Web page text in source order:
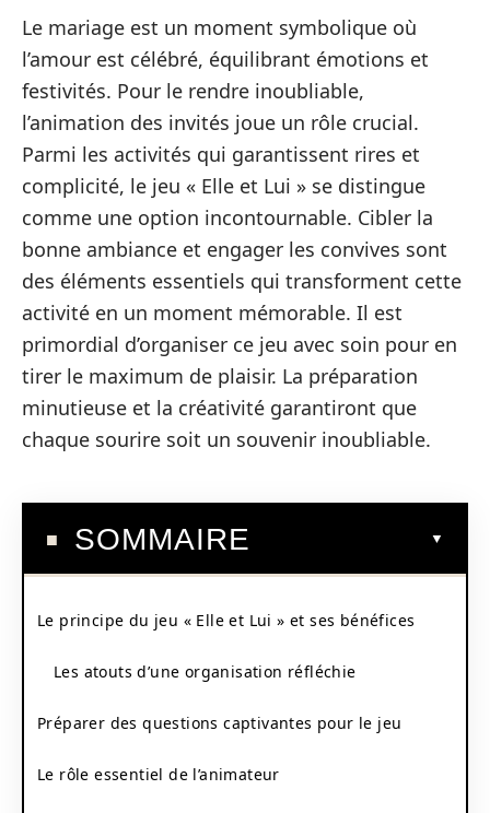
Le mariage est un moment symbolique où
l’amour est célébré, équilibrant émotions et
festivités. Pour le rendre inoubliable,
l’animation des invités joue un rôle crucial.
Parmi les activités qui garantissent rires et
complicité, le jeu « Elle et Lui » se distingue
comme une option incontournable. Cibler la
bonne ambiance et engager les convives sont
des éléments essentiels qui transforment cette
activité en un moment mémorable. Il est
primordial d’organiser ce jeu avec soin pour en
tirer le maximum de plaisir. La préparation
minutieuse et la créativité garantiront que
chaque sourire soit un souvenir inoubliable.
SOMMAIRE
Le principe du jeu « Elle et Lui » et ses bénéfices
Les atouts d’une organisation réfléchie
Préparer des questions captivantes pour le jeu
Le rôle essentiel de l’animateur